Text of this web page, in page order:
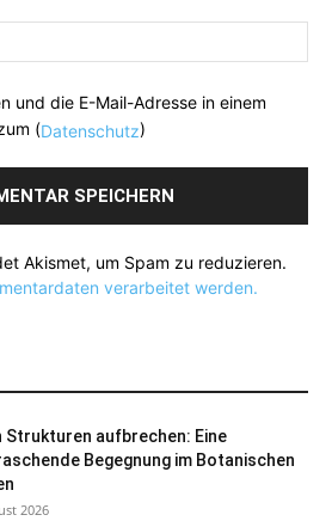
und die E-Mail-Adresse in einem
(Datenschutz)
Akismet, um Spam zu reduzieren.
verarbeitet werden.
Strukturen aufbrechen: Eine
Begegnung im Botanischen
2026